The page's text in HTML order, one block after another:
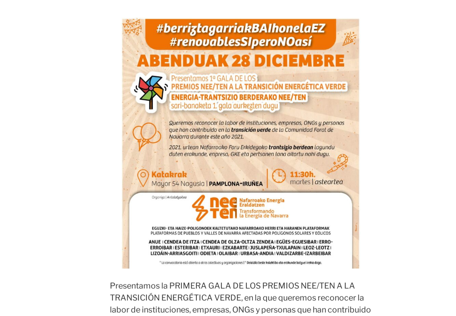
Presentamos la PRIMERA GALA DE LOS PREMIOS NEE/TEN A LA
TRANSICIÓN ENERGÉTICA VERDE, en la que queremos reconocer la
labor de instituciones, empresas, ONGs y personas que han contribuido